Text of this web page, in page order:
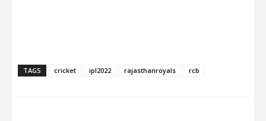
TAGS cricket ipl2022 rajasthanroyals rcb